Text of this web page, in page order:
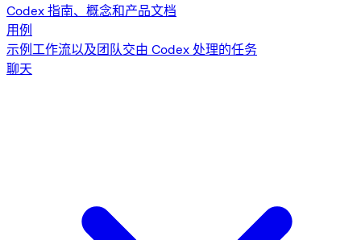
Codex 指南、概念和产品文档
用例
示例工作流以及团队交由 Codex 处理的任务
聊天